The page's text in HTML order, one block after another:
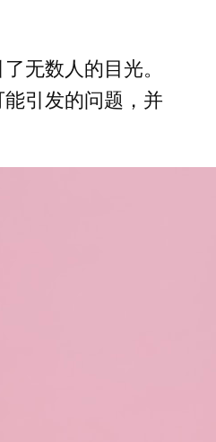
无数人的目光。
引发的问题，并